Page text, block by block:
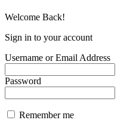
Welcome Back!
Sign in to your account
Username or Email Address
Password
Remember me